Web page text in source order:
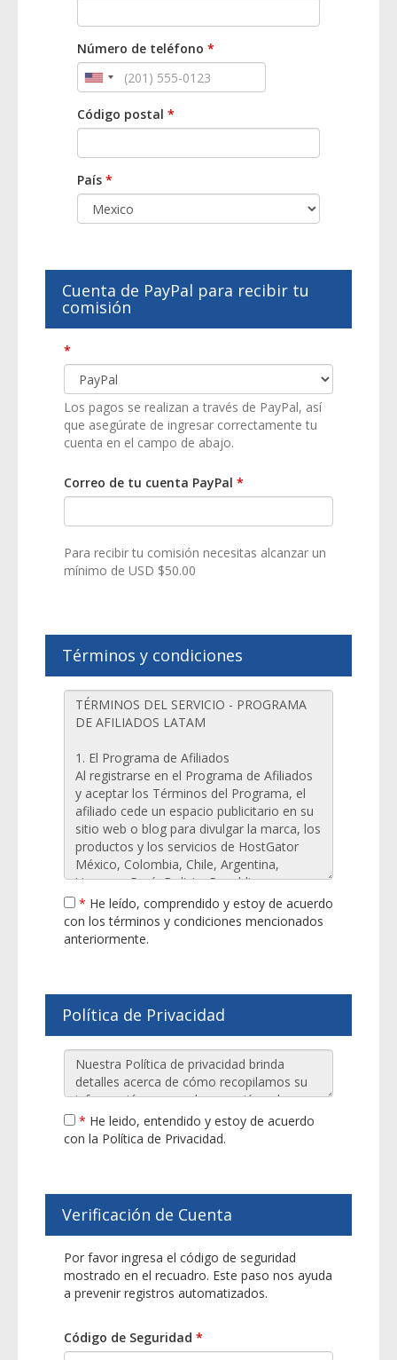
Número de teléfono *
Código postal *
País *
Cuenta de PayPal para recibir tu
comisión
*
Los pagos se realizan a través de PayPal, así
que asegúrate de ingresar correctamente tu
cuenta en el campo de abajo.
Correo de tu cuenta PayPal *
Para recibir tu comisión necesitas alcanzar un
mínimo de USD $50.00
Términos y condiciones
* He leído, comprendido y estoy de acuerdo
con los términos y condiciones mencionados
anteriormente.
Política de Privacidad
* He leido, entendido y estoy de acuerdo
con la Política de Privacidad.
Verificación de Cuenta
Por favor ingresa el código de seguridad
mostrado en el recuadro. Este paso nos ayuda
a prevenir registros automatizados.
Código de Seguridad *